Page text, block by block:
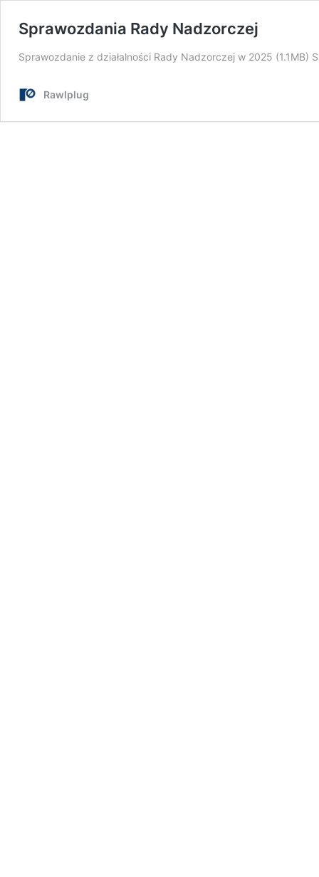
Sprawozdania Rady Nadzorczej
Sprawozdanie z działalności Rady Nadzorczej w 2025
Rawlplug